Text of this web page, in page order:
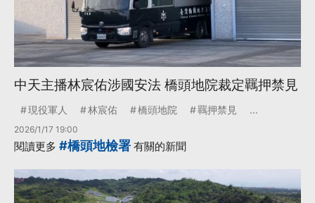
中天主播林宸佑涉國安法 橋頭地院裁定羈押禁見
現役軍人 林宸佑 橋頭地院 羈押禁見 ...
2026/1/17 19:00
閱讀更多 #橋頭地檢署 有關的新聞